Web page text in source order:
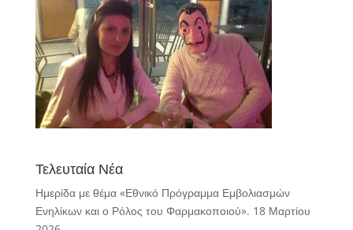
Τελευταία Νέα
Ημερίδα με θέμα «Εθνικό Πρόγραμμα Εμβολιασμών
Ενηλίκων και ο Ρόλος του Φαρμακοποιού». 18 Μαρτίου